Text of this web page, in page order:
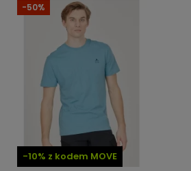
-10% z kodem MOVE
-50%